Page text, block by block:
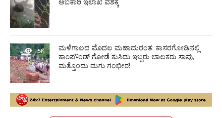
ಅಬಕಾರಿ ಇಲಾಖೆ ವಶಕ್ಕೆ
1.5K
ಮಳೆಗಾಲದ ಮೊದಲ ಮಹಾದುರಂತ: ಕಾಸರಗೋಡಿನಲ್ಲಿ
ಕಾಂಪೌಂಡ್ ಗೋಡೆ ಕುಸಿದು ಇಬ್ಬರು ಬಾಲಕರು ಸಾವು,
ಮತ್ತೊಂದು ಮಗು ಗಂಭೀರ!